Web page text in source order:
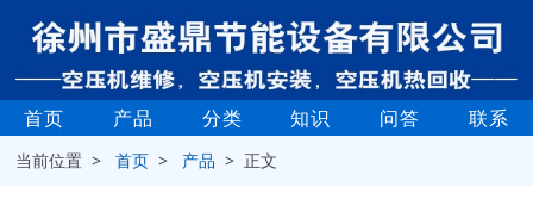
首页 产品 分类 知识 问答 联系
当前位置 >首页 > 产品 > 正文